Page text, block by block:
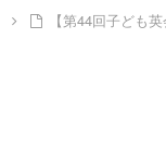
【第44回子ども